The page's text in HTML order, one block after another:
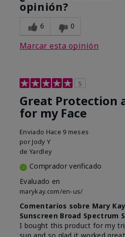
opinión?
6 0
Marcar esta opinión
5
Great Protection
for my Face
Enviado Hace 9 meses
por Jody Y
de Yardley
Comprador verificado
Evaluado en
marykay.com/en-us/
Comentarios sobre Mary
Sunscreen Broad Spectrum
I bought this product for my